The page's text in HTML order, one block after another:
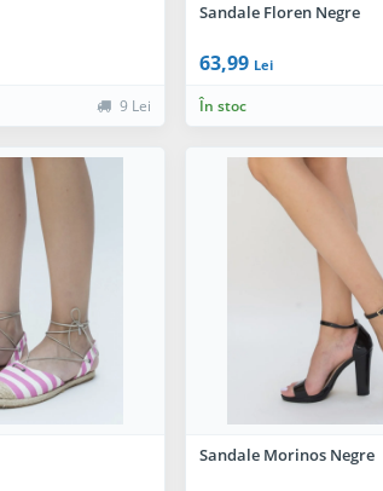
9 Lei
Sandale Floren Negre
63,99 Lei
În stoc
Sandale Morinos Negre